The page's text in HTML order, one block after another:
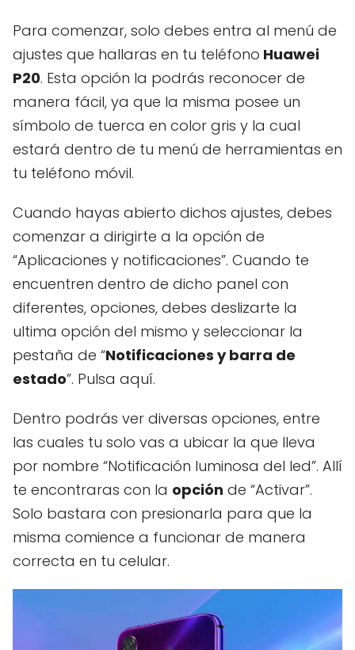
Para comenzar, solo debes entra al menú de
ajustes que hallaras en tu teléfono Huawei
P20. Esta opción la podrás reconocer de
manera fácil, ya que la misma posee un
símbolo de tuerca en color gris y la cual
estará dentro de tu menú de herramientas en
tu teléfono móvil.
Cuando hayas abierto dichos ajustes, debes
comenzar a dirigirte a la opción de
“Aplicaciones y notificaciones”. Cuando te
encuentren dentro de dicho panel con
diferentes, opciones, debes deslizarte la
ultima opción del mismo y seleccionar la
pestaña de “Notificaciones y barra de
estado”. Pulsa aquí.
Dentro podrás ver diversas opciones, entre
las cuales tu solo vas a ubicar la que lleva
por nombre “Notificación luminosa del led”. Allí
te encontraras con la opción de “Activar”.
Solo bastara con presionarla para que la
misma comience a funcionar de manera
correcta en tu celular.